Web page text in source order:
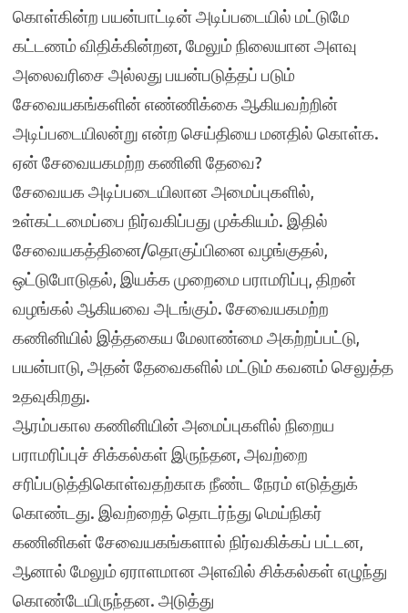
கொள்கின்ற பயன்பாட்டின் அடிப்படையில் மட்டுமே
கட்டணம் விதிக்கின்றன, மேலும் நிலையான அளவு
அலைவரிசை அல்லது பயன்படுத்தப் படும்
சேவையகங்களின் எண்ணிக்கை ஆகியவற்றின்
அடிப்படையிலன்று என்ற செய்தியை மனதில் கொள்க.
ஏன் சேவையகமற்ற கணினி தேவை?
சேவையக அடிப்படையிலான அமைப்புகளில்,
உள்கட்டமைப்பை நிர்வகிப்பது முக்கியம். இதில்
சேவையகத்தினை/தொகுப்பினை வழங்குதல்,
ஒட்டுபோடுதல், இயக்க முறைமை பராமரிப்பு, திறன்
வழங்கல் ஆகியவை அடங்கும். சேவையகமற்ற
கணினியில் இத்தகைய மேலாண்மை அகற்றப்பட்டு,
பயன்பாடு, அதன் தேவைகளில் மட்டும் கவனம் செலுத்த
உதவுகிறது.
ஆரம்பகால கணினியின் அமைப்புகளில் நிறைய
பராமரிப்புச் சிக்கல்கள் இருந்தன, அவற்றை
சரிப்படுத்திகொள்வதற்காக நீண்ட நேரம் எடுத்துக்
கொண்டது. இவற்றைத் தொடர்ந்து மெய்நிகர்
கணினிகள் சேவையகங்களால் நிர்வகிக்கப் பட்டன,
ஆனால் மேலும் ஏராளமான அளவில் சிக்கல்கள் எழுந்து
கொண்டேயிருந்தன. அடுத்து